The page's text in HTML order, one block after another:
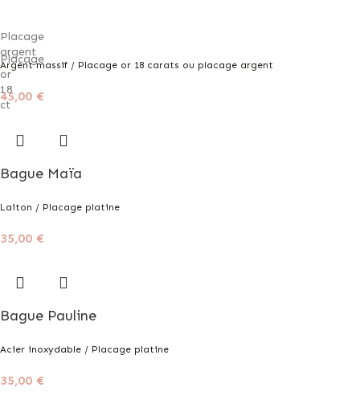
Placage
argent
Placage
or
18
ct
Argent massif / Placage or 18 carats ou placage argent
45,00 €
Bague Maïa
Laiton / Placage platine
35,00 €
Bague Pauline
Acier inoxydable / Placage platine
35,00 €